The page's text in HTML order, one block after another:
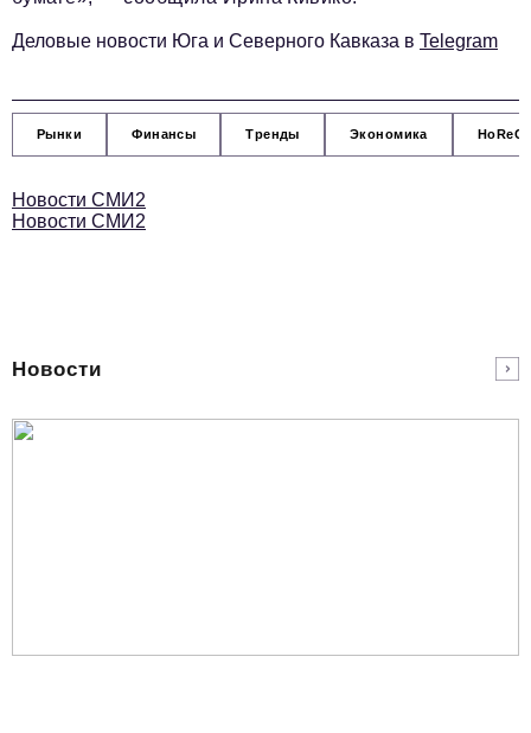
Деловые новости Юга и Северного Кавказа в Telegram
Рынки Финансы Тренды Экономика HoReCa
Новости СМИ2
Новости СМИ2
Новости